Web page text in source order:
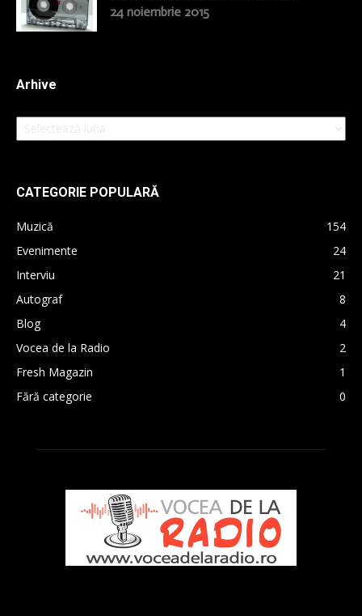
24 noiembrie 2015
Arhive
Arhive
CATEGORIE POPULARĂ
Muzică
154
Evenimente
24
Interviu
21
Autograf
8
Blog
4
Vocea de la Radio
2
Fresh Magazin
1
Fără categorie
0